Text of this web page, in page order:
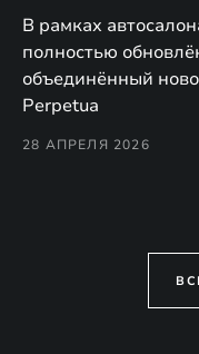
В рамках
полностью
объединённый
Perpetua
28 АПРЕЛЯ 2026